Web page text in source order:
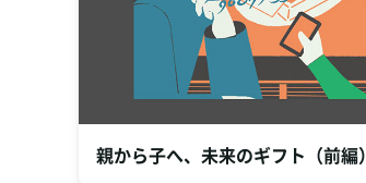
親から子へ、未来のギフト（前編）